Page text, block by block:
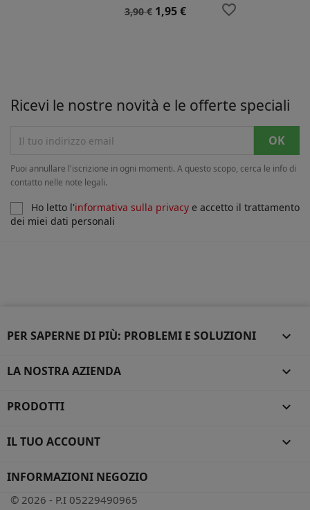
Prezzo
3,90 € Prezzo
1,95 € favorite_border
Ricevi le nostre novità e le offerte speciali
Puoi annullare l'iscrizione in ogni momenti. A questo scopo, cerca le info di
contatto nelle note legali.
Ho letto l'informativa sulla privacy e accetto il trattamento
dei miei dati personali
PER SAPERNE DI PIÙ: PROBLEMI E SOLUZIONI 
LA NOSTRA AZIENDA 
PRODOTTI 
IL TUO ACCOUNT 
INFORMAZIONI NEGOZIO
© 2026 - P.I 05229490965